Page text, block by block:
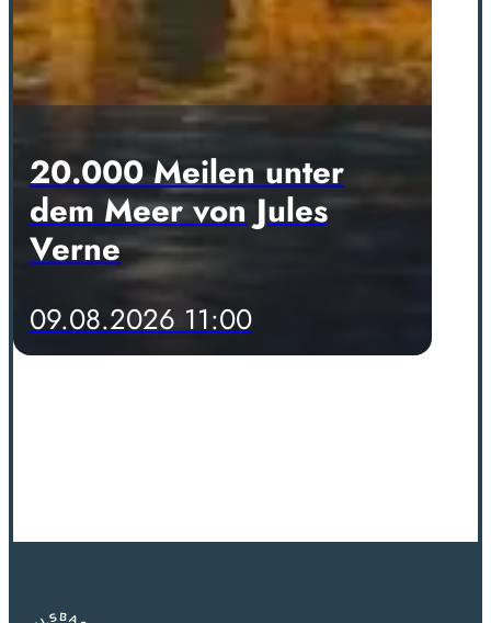
20.000 Meilen unter
dem Meer von Jules
Verne
09.08.2026 11:00